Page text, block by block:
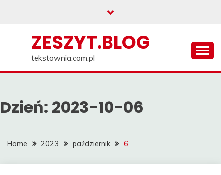
ZESZYT.BLOG
tekstownia.com.pl
Dzień: 2023-10-06
Home 2023 październik 6